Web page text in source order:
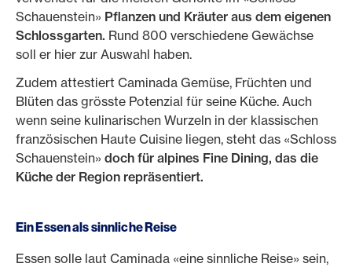
Schauenstein» Pflanzen und Kräuter aus dem eigenen
Schlossgarten. Rund 800 verschiedene Gewächse
soll er hier zur Auswahl haben.
Zudem attestiert Caminada Gemüse, Früchten und
Blüten das grösste Potenzial für seine Küche. Auch
wenn seine kulinarischen Wurzeln in der klassischen
französischen Haute Cuisine liegen, steht das «Schloss
Schauenstein» doch für alpines Fine Dining, das die
Küche der Region repräsentiert.
Ein Essen als sinnliche Reise
Essen solle laut Caminada «eine sinnliche Reise» sein,